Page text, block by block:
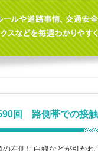
回 路側帯での接
の左側に白線などが引かれ